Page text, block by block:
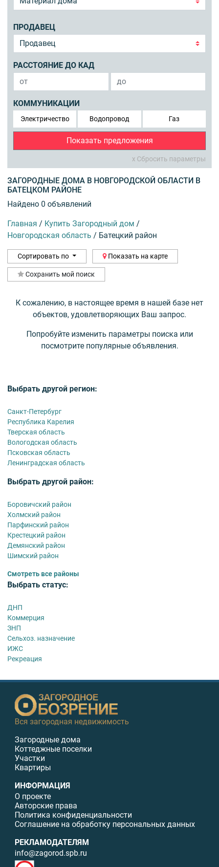
ПРОДАВЕЦ
РАССТОЯНИЕ ДО КАД
КОММУНИКАЦИИ
Электричество Водопровод Газ
Показать предложения
x Сбросить параметры
ЗАГОРОДНЫЕ ДОМА В НОВГОРОДСКОЙ ОБЛАСТИ В
БАТЕЦКОМ РАЙОНЕ
Найдено 0 объявлений
Главная / Купить Загородный дом /
Новгородская область / Батецкий район
Сортировать по Показать на карте
Сохранить мой поиск
К сожалению, в настоящее время в нашей базе нет
объектов, удовлетворяющих Ваш запрос.
Попробуйте изменить параметры поиска или
посмотрите популярные объявления.
Выбрать другой регион:
Санкт-Петербург
Республика Карелия
Тверская область
Вологодская область
Псковская область
Ленинградская область
Выбрать другой район:
Боровичский район
Холмский район
Парфинский район
Крестецкий район
Демянский район
Шимский район
Смотреть все районы
Выбрать статус:
ДНП
Коммерция
ЗНП
Сельхоз. назначение
ИЖС
Рекреация
Вся загородная недвижимость
Загородные дома
Коттеджные поселки
Участки
Квартиры
ИНФОРМАЦИЯ
О проекте
Авторские права
Политика конфиденциальности
Соглашение на обработку персональных данных
РЕКЛАМОДАТЕЛЯМ
info@zagorod.spb.ru